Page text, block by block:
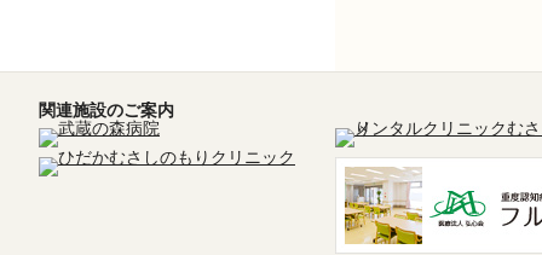
関連施設のご案内